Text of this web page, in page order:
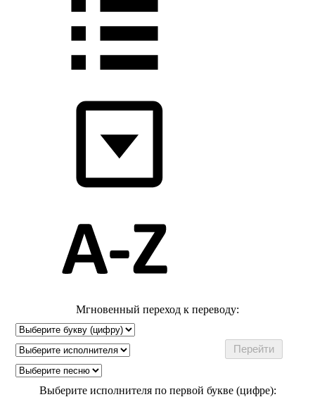
Мгновенный переход к переводу:
Выберите исполнителя по первой букве (цифре):